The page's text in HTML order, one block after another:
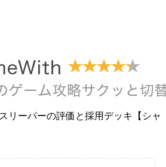
リーパーの評価と採用デッキ【シャ